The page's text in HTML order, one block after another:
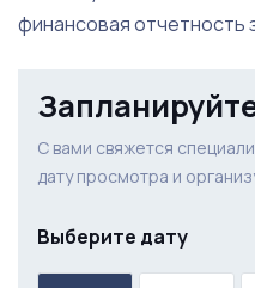
финансовая отчетность
С вами свяжется
дату просмотра и
Выберите дату